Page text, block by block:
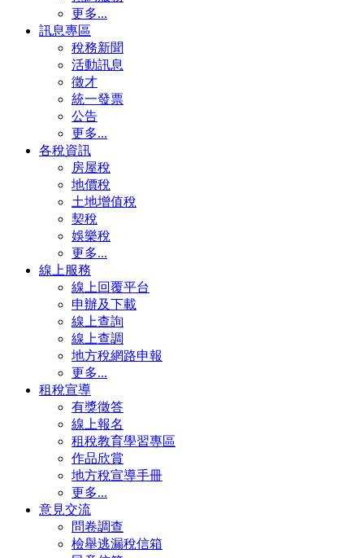
更多...
訊息專區
稅務新聞
活動訊息
徵才
統一發票
公告
更多...
各稅資訊
房屋稅
地價稅
土地增值稅
契稅
娛樂稅
更多...
線上服務
線上回覆平台
申辦及下載
線上查詢
線上查調
地方稅網路申報
更多...
租稅宣導
有獎徵答
線上報名
租稅教育學習專區
作品欣賞
地方稅宣導手冊
更多...
意見交流
問卷調查
檢舉逃漏稅信箱